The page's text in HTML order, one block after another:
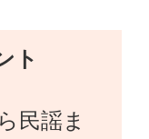
ト
民謡ま